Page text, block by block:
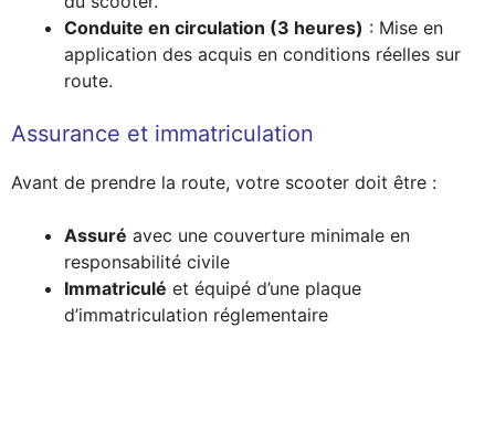
Conduite en circulation (3 heures) : Mise en
application des acquis en conditions réelles sur
route.
Assurance et immatriculation
Avant de prendre la route, votre scooter doit être :
Assuré avec une couverture minimale en
responsabilité civile
Immatriculé et équipé d’une plaque
d’immatriculation réglementaire